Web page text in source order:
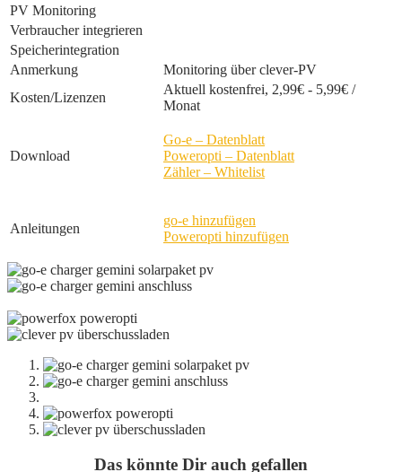
PV Monitoring
Verbraucher integrieren
Speicherintegration
Anmerkung
Monitoring über clever-PV
Kosten/Lizenzen
Aktuell kostenfrei, 2,99€ - 5,99€ /
Monat
Download
Go-e – Datenblatt
Poweropti – Datenblatt
Zähler – Whitelist
Anleitungen
go-e hinzufügen
Poweropti hinzufügen
Das könnte Dir auch gefallen